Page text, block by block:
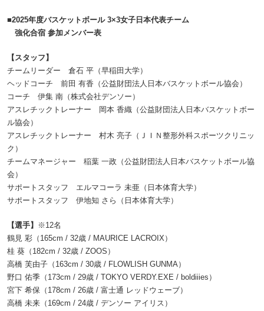
■2025年度バスケットボール 3×3女子日本代表チーム
強化合宿 参加メンバー表
【スタッフ】
チームリーダー 倉石 平（早稲田大学）
ヘッドコーチ 前田 有香（公益財団法人日本バスケットボール協会）
コーチ 伊集 南（株式会社デンソー）
アスレチックトレーナー 岡本 香織（公益財団法人日本バスケットボー
ル協会）
アスレチックトレーナー 村木 亮子（ＪＩＮ整形外科スポーツクリニッ
ク）
チームマネージャー 稲葉 一政（公益財団法人日本バスケットボール協
会）
サポートスタッフ エルマコーラ 未亜（日本体育大学）
サポートスタッフ 伊地知 さら（日本体育大学）
【選手】
※12名
鶴見 彩（165cm / 32歳 / MAURICE LACROIX）
桂 葵（182cm / 32歳 / ZOOS）
高橋 芙由子（163cm / 30歳 / FLOWLISH GUNMA）
野口 佑季（173cm / 29歳 / TOKYO VERDY.EXE / boldiiies）
宮下 希保（178cm / 26歳 / 富士通 レッドウェーブ）
高橋 未来（169cm / 24歳 / デンソー アイリス）